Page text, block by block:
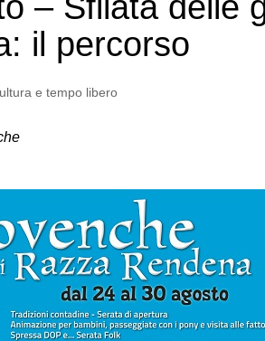
il percorso
e tempo libero